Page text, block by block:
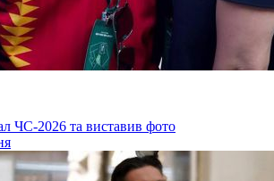
ЧС-2026 та виставив фото